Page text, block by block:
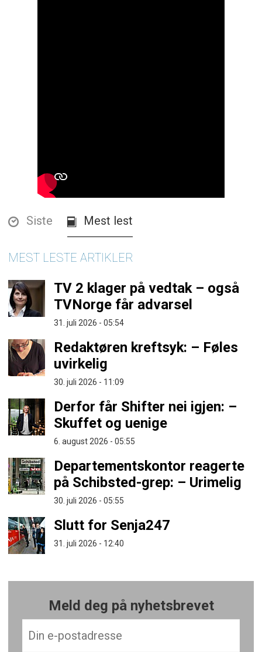
Siste Mest lest
MEST LESTE ARTIKLER
TV 2 klager på vedtak – også
TVNorge får advarsel
31. juli 2026 - 05:54
Redaktøren kreftsyk: – Føles
uvirkelig
30. juli 2026 - 11:09
Derfor får Shifter nei igjen: –
Skuffet og uenige
6. august 2026 - 05:55
Departementskontor reagerte
på Schibsted-grep: – Urimelig
30. juli 2026 - 05:55
Slutt for Senja247
31. juli 2026 - 12:40
Meld deg på nyhetsbrevet